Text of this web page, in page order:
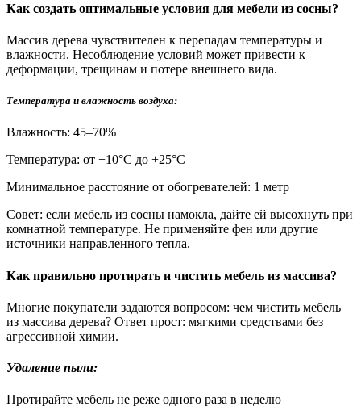
Как создать оптимальные условия для мебели из сосны?
Массив дерева чувствителен к перепадам температуры и
влажности. Несоблюдение условий может привести к
деформации, трещинам и потере внешнего вида.
Температура и влажность воздуха:
Влажность: 45–70%
Температура: от +10°С до +25°С
Минимальное расстояние от обогревателей: 1 метр
Совет: если мебель из сосны намокла, дайте ей высохнуть при
комнатной температуре. Не применяйте фен или другие
источники направленного тепла.
Как правильно протирать и чистить мебель из массива?
Многие покупатели задаются вопросом: чем чистить мебель
из массива дерева? Ответ прост: мягкими средствами без
агрессивной химии.
Удаление пыли:
Протирайте мебель не реже одного раза в неделю